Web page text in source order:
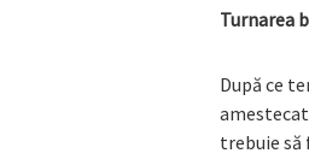
Turnarea
După ce
trebuie să